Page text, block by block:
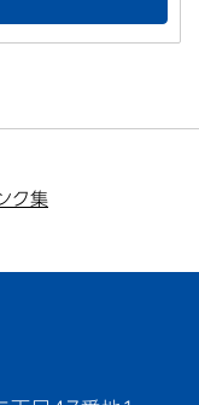
ク集